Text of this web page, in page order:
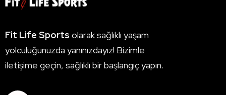
Fit Life Sports olarak sağlıklı yaşam
yolculuğunuzda yanınızdayız! Bizimle
iletişime geçin, sağlıklı bir başlangıç yapın.